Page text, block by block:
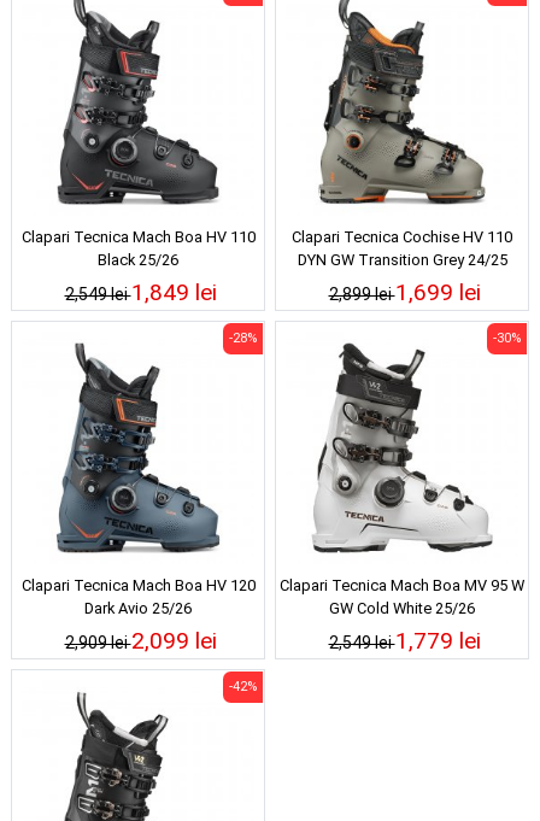
Clapari Tecnica Mach Boa HV 110
Black 25/26
2,549 lei1,849 lei
Clapari Tecnica Cochise HV 110
DYN GW Transition Grey 24/25
2,899 lei1,699 lei
Clapari Tecnica Mach Boa HV 120
Dark Avio 25/26
2,909 lei
-28%
2,099 lei
Clapari Tecnica Mach Boa MV 95 W
GW Cold White 25/26
2,549 lei
-30%
1,779 lei
-42%